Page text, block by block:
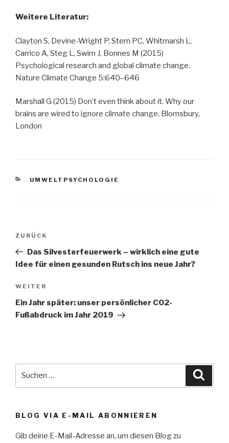
Weitere Literatur:
Clayton S, Devine-Wright P, Stern PC, Whitmarsh L,
Carrico A, Steg L, Swim J, Bonnes M (2015)
Psychological research and global climate change.
Nature Climate Change 5:640–646
Marshall G (2015) Don’t even think about it. Why our
brains are wired to ignore climate change. Blomsbury,
London
KATEGORIEN
UMWELTPSYCHOLOGIE
Beitragsnavigation
Vorheriger
Beitrag
ZURÜCK
Das Silvesterfeuerwerk – wirklich eine gute
Idee für einen gesunden Rutsch ins neue Jahr?
Nächster
Beitrag
WEITER
Ein Jahr später: unser persönlicher CO2-
Fußabdruck im Jahr 2019
BLOG VIA E-MAIL ABONNIEREN
Gib deine E-Mail-Adresse an, um diesen Blog zu